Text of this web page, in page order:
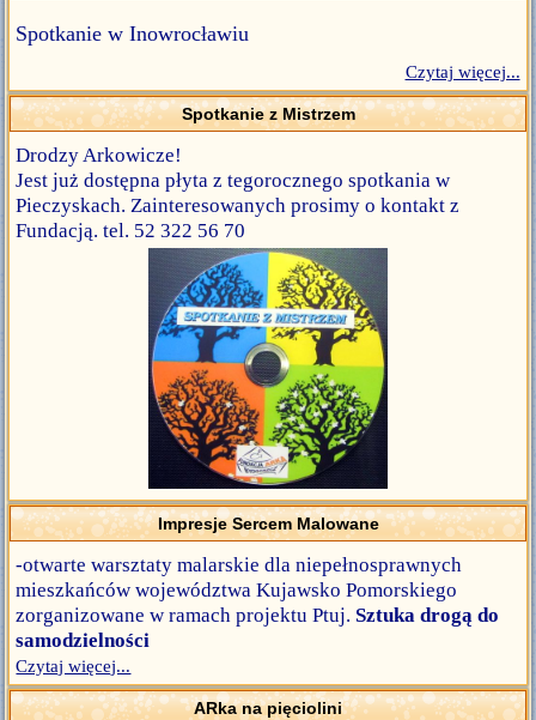
Spotkanie w Inowrocławiu
Czytaj więcej...
Spotkanie z Mistrzem
Drodzy Arkowicze!
Jest już dostępna płyta z tegorocznego spotkania w
Pieczyskach. Zainteresowanych prosimy o kontakt z
Fundacją. tel. 52 322 56 70
Impresje Sercem Malowane
-otwarte warsztaty malarskie dla niepełnosprawnych
mieszkańców województwa Kujawsko Pomorskiego
zorganizowane w ramach projektu Ptuj.Sztuka drogą do
samodzielności
Czytaj więcej...
ARka na pięciolini